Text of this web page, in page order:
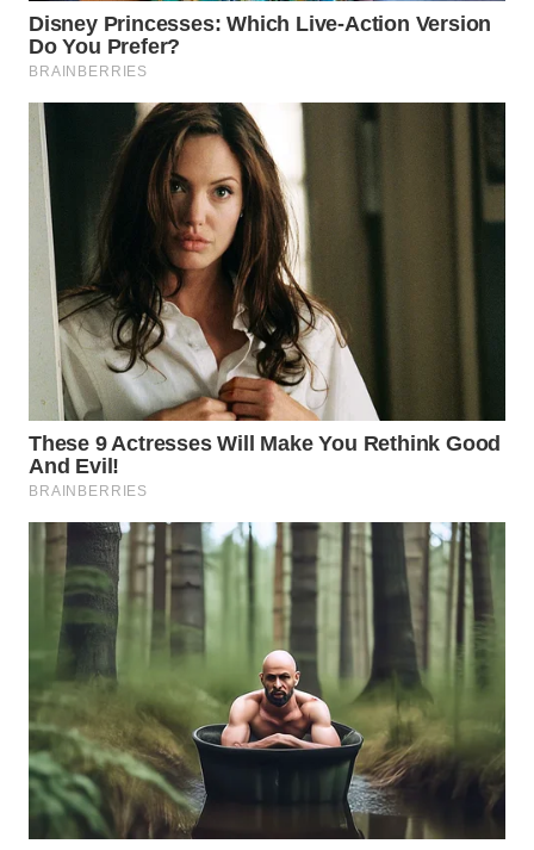
WN
PRIANGAN
SEMARANG
SOLO
WN
BOROBUDUR
WN
MADURA
SURABAYA
WN
NATUNA
WN
BINTAN
WN
MANDALIKA